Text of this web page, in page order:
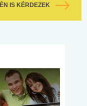
ÉN IS KÉRDEZEK